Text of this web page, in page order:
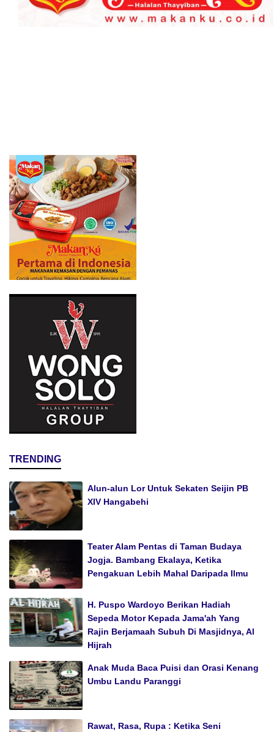
TRENDING
Alun-alun Lor Untuk Sekaten Seijin PB
XIV Hangabehi
Teater Alam Pentas di Taman Budaya
Jogja. Bambang Ekalaya, Ketika
Pengakuan Lebih Mahal Daripada Ilmu
H. Puspo Wardoyo Berikan Hadiah
Sepeda Motor Kepada Jama'ah Yang
Rajin Berjamaah Subuh Di Masjidnya, Al
Hijrah
Anak Muda Baca Puisi dan Orasi Kenang
Umbu Landu Paranggi
Rawat, Rasa, Rupa : Ketika Seni